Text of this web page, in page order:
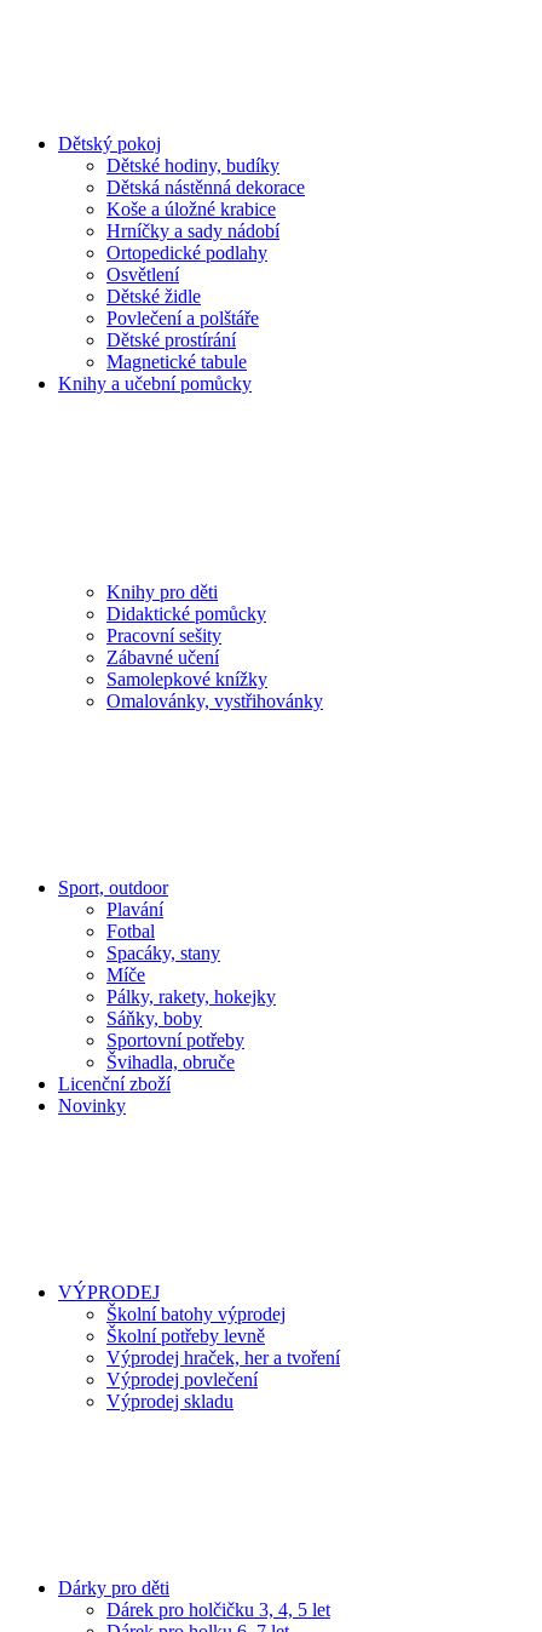
Dětský pokoj
Dětské hodiny, budíky
Dětská nástěnná dekorace
Koše a úložné krabice
Hrníčky a sady nádobí
Ortopedické podlahy
Osvětlení
Dětské židle
Povlečení a polštáře
Dětské prostírání
Magnetické tabule
Knihy a učební pomůcky
Knihy pro děti
Didaktické pomůcky
Pracovní sešity
Zábavné učení
Samolepkové knížky
Omalovánky, vystřihovánky
Sport, outdoor
Plavání
Fotbal
Spacáky, stany
Míče
Pálky, rakety, hokejky
Sáňky, boby
Sportovní potřeby
Švihadla, obruče
Licenční zboží
Novinky
VÝPRODEJ
Školní batohy výprodej
Školní potřeby levně
Výprodej hraček, her a tvoření
Výprodej povlečení
Výprodej skladu
Dárky pro děti
Dárek pro holčičku 3, 4, 5 let